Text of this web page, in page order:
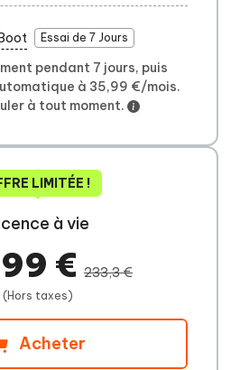
Essai de 7 Jours
pendant 7 jours, puis
à 35,99 €/mois.
à tout moment.
LIMITÉE !
à vie
€ 233,3 €
(Hors taxes)
Acheter